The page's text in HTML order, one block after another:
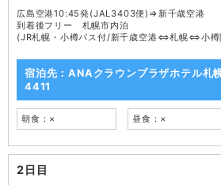
広島空港10:45発(JAL3403便)⇒新千歳空港
到着後フリー 札幌市内泊
(JR札幌・小樽パス付/新千歳空港⇔札幌⇔小樽
宿泊先：ANAクラウンプラザホテル札
4411
朝食：× 昼食：×
2日目